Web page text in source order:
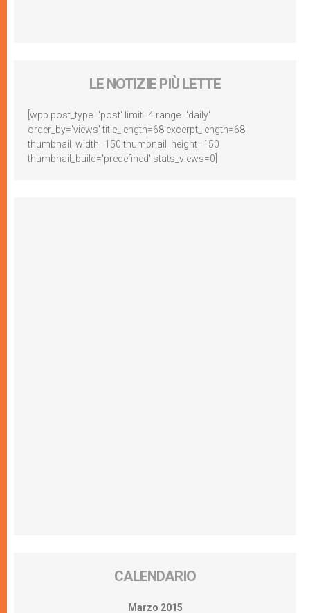
LE NOTIZIE PIÙ LETTE
[wpp post_type='post' limit=4 range='daily'
order_by='views' title_length=68 excerpt_length=68
thumbnail_width=150 thumbnail_height=150
thumbnail_build='predefined' stats_views=0]
CALENDARIO
Marzo 2015